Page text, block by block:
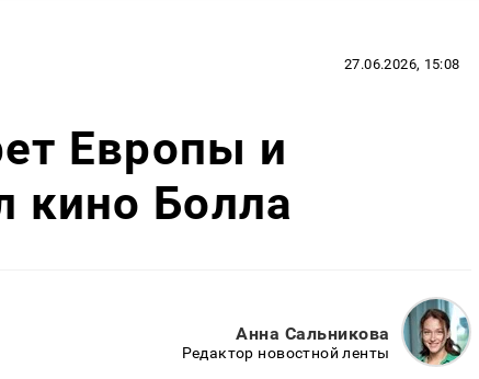
27.06.2026, 15:08
Европы и
кино Болла
Анна Сальникова
Редактор новостной ленты